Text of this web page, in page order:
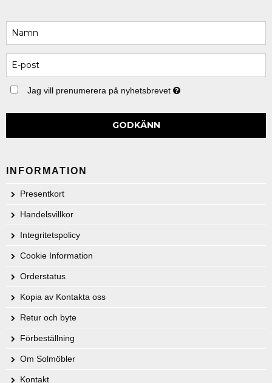
Jag vill prenumerera på nyhetsbrevet
GODKÄNN
INFORMATION
Presentkort
Handelsvillkor
Integritetspolicy
Cookie Information
Orderstatus
Kopia av Kontakta oss
Retur och byte
Förbeställning
Om Solmöbler
Kontakt